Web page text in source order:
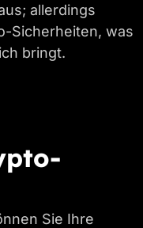
allerdings
Sicherheiten, was
bringt.
Sie Ihre